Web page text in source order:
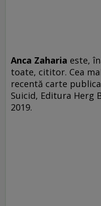
Anca Zaharia este,
toate, cititor. Cea
recentă carte
Suicid, Editura Herg
2019.